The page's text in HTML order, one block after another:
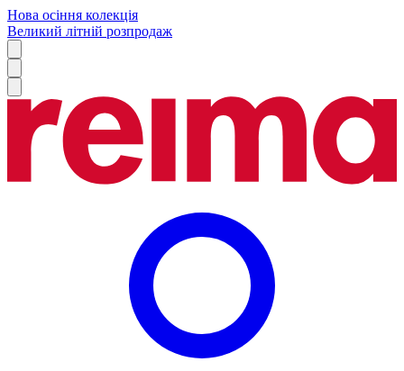
Нова осіння колекція
Великий літній розпродаж